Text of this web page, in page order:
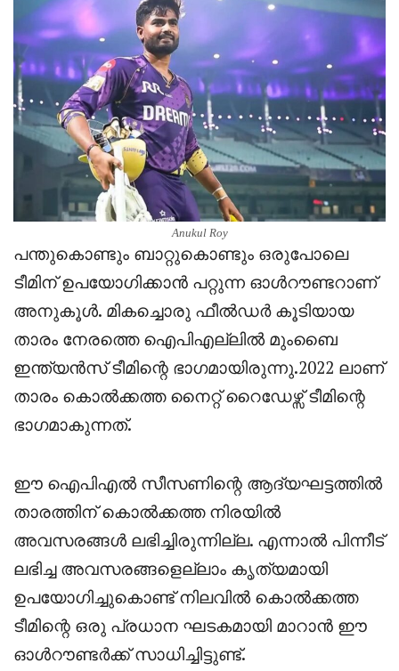
Anukul Roy
പന്തുകൊണ്ടും ബാറ്റുകൊണ്ടും ഒരുപോലെ
ടീമിന് ഉപയോഗിക്കാൻ പറ്റുന്ന ഓൾറൗണ്ടറാണ്
അനുകൂൾ. മികച്ചൊരു ഫീൽഡർ കൂടിയായ
താരം നേരത്തെ ഐപിഎല്ലിൽ മുംബൈ
ഇന്ത്യൻസ് ടീമിന്റെ ഭാഗമായിരുന്നു.2022 ലാണ്
താരം കൊൽക്കത്ത നൈറ്റ് റൈഡേഴ്സ് ടീമിന്റെ
ഭാഗമാകുന്നത്.
ഈ ഐപിഎൽ സീസണിന്റെ ആദ്യഘട്ടത്തിൽ
താരത്തിന് കൊൽക്കത്ത നിരയിൽ
അവസരങ്ങൾ ലഭിച്ചിരുന്നില്ല. എന്നാൽ പിന്നീട്
ലഭിച്ച അവസരങ്ങളെല്ലാം കൃത്യമായി
ഉപയോഗിച്ചുകൊണ്ട് നിലവിൽ കൊൽക്കത്ത
ടീമിന്റെ ഒരു പ്രധാന ഘടകമായി മാറാൻ ഈ
ഓൾറൗണ്ടർക്ക് സാധിച്ചിട്ടുണ്ട്.